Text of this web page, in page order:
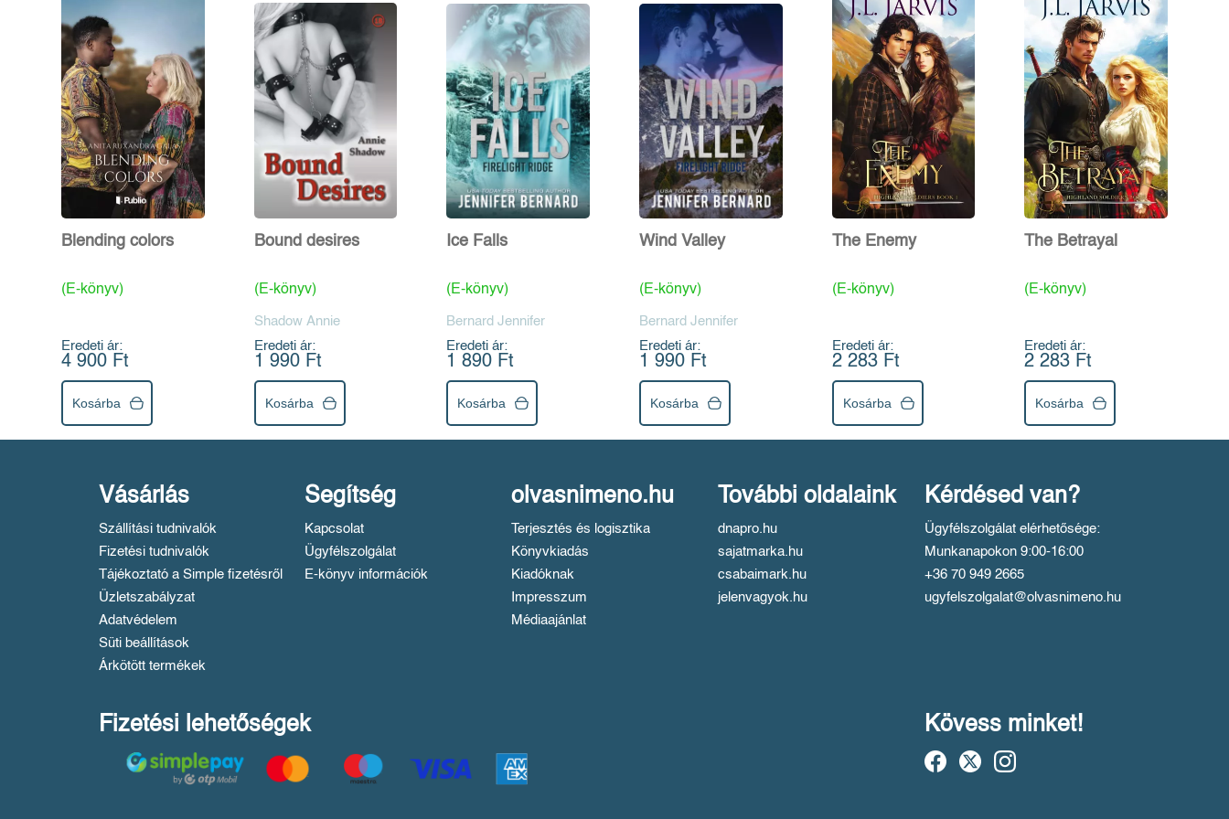
Blending colors
(E-könyv)
Eredeti ár:
4 900 Ft
Kosárba
Bound desires
(E-könyv)
Shadow Annie
Eredeti ár:
1 990 Ft
Kosárba
Ice Falls
(E-könyv)
Bernard Jennifer
Eredeti ár:
1 890 Ft
Kosárba
Wind Valley
(E-könyv)
Bernard Jennifer
Eredeti ár:
1 990 Ft
Kosárba
The Enemy
(E-könyv)
Eredeti ár:
2 283 Ft
Kosárba
The Betrayal
(E-könyv)
Eredeti ár:
2 283 Ft
Kosárba
Vásárlás
Szállítási tudnivalók
Fizetési tudnivalók
Tájékoztató a Simple fizetésről
Üzletszabályzat
Adatvédelem
Süti beállítások
Árkötött termékek
Segítség
Kapcsolat
Ügyfélszolgálat
E-könyv információk
olvasnimeno.hu
Terjesztés és logisztika
Könyvkiadás
Kiadóknak
Impresszum
Médiaajánlat
További oldalaink
dnapro.hu
sajatmarka.hu
csabaimark.hu
jelenvagyok.hu
Kérdésed van?
Ügyfélszolgálat elérhetősége:
Munkanapokon 9:00-16:00
+36 70 949 2665
ugyfelszolgalat@olvasnimeno.hu
Fizetési lehetőségek Kövess minket!